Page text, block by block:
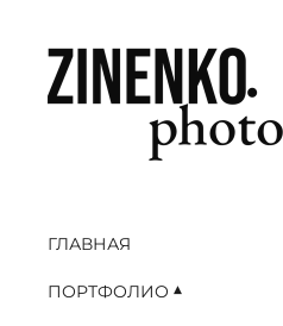
ГЛАВНАЯ
ПОРТФОЛИО